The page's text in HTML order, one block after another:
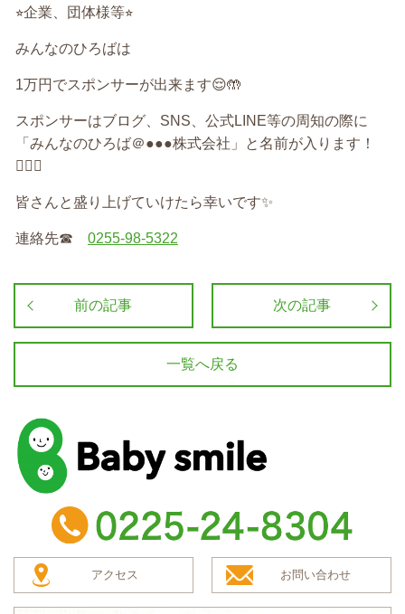
⭐︎企業、団体様等⭐︎
みんなのひろばは
1万円でスポンサーが出来ます😌🤲
スポンサーはブログ、 SNS、公式LINE等の周知の際に
「みんなのひろば＠●●●株式会社」と名前が入ります！
🙆‍♀️✨
皆さんと盛り上げていけたら幸いです✨
連絡先☎︎ 0255-98-5322
前の記事 次の記事
一覧へ戻る
baby smile
TEL：0225-24-8304
アクセス お問い合わせ